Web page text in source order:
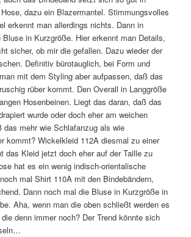
dazu ein Blazermantel. Stimmungsvolles
erkennt man allerdings nichts. Dann in
Bluse in Kurzgröße. Hier erkennt man Details,
sicher, ob mir die gefallen. Dazu wieder der
Definitiv bürotauglich, bei Form und
mit dem Styling aber aufpassen, daß das
rüber kommt. Den Overall in Langgröße
Hosenbeinen. Liegt das daran, daß das
wurde oder doch eher am weichen
das mehr wie Schlafanzug als wie
kommt? Wickelkleid 112A diesmal zu einer
das Kleid jetzt doch eher auf der Taille zu
hat es ein wenig indisch-orientalische
mal Shirt 110A mit den Bindebändern,
Dann noch mal die Bluse in Kurzgröße in
Aha, wenn man die oben schließt werden es
denn immer noch? Der Trend könnte sich